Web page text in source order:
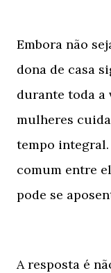
Embora não
dona de casa
durante toda a
mulheres
tempo
comum entre
pode se
A resposta é